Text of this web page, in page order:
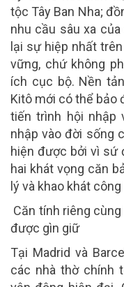
tộc Tây Ban Nha;
nhu cầu sâu xa
lại sự hiệp nhất
vững, chứ không
ích cục bộ. Nền
Kitô mới có thể bảo
tiến trình hội nhập
nhập vào đời sống
hiện được bởi vì sứ
hai khát vọng căn
lý và khao khát công
Căn tính riêng
được gìn giữ
Tại Madrid và
các nhà thờ chính